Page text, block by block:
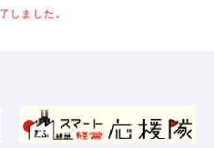
しました。